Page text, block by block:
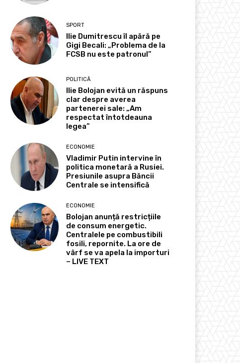
SPORT
Ilie Dumitrescu îl apără pe
Gigi Becali: „Problema de la
FCSB nu este patronul”
POLITICĂ
Ilie Bolojan evită un răspuns
clar despre averea
partenerei sale: „Am
respectat întotdeauna
legea”
ECONOMIE
Vladimir Putin intervine în
politica monetară a Rusiei.
Presiunile asupra Băncii
Centrale se intensifică
ECONOMIE
Bolojan anunță restricțiile
de consum energetic.
Centralele pe combustibili
fosili, repornite. La ore de
vârf se va apela la importuri
– LIVE TEXT